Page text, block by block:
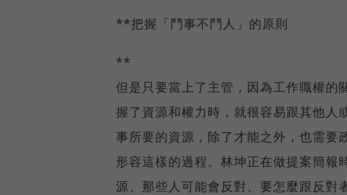
**把握「鬥事不鬥人」的原則
**
但是只要當上了主管，因為工作職權的
握了資源和權力時，就很容易跟其他人
事所要的資源，除了才能之外，也需要
形容這樣的過程。林坤正在做提案簡報
源、那些人可能會反對、要怎麼跟反對